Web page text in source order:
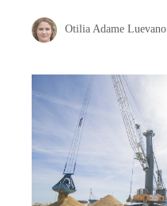
Otilia Adame Luevano